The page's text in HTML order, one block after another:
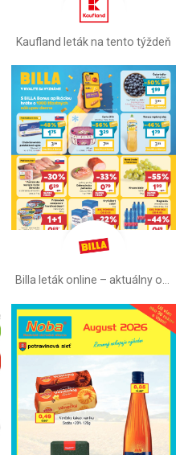
Kaufland leták na tento týždeň
Billa leták online –⁠ aktuálny od stredy